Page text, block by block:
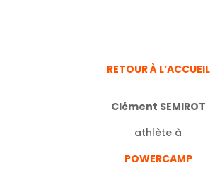
RETOUR À L’ACCUEIL
Clément SEMIROT
athlète à
POWERCAMP